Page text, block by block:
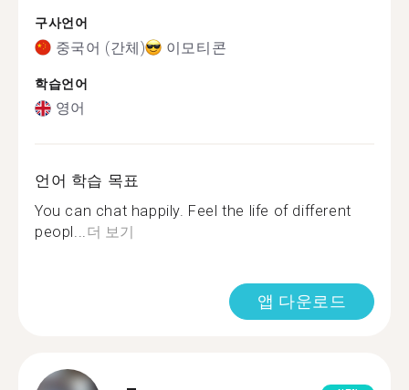
구사언어
중국어 (간체) 이모티콘
학습언어
영어
언어 학습 목표
You can chat happily. Feel the life of different
peopl...더 보기
앱 다운로드